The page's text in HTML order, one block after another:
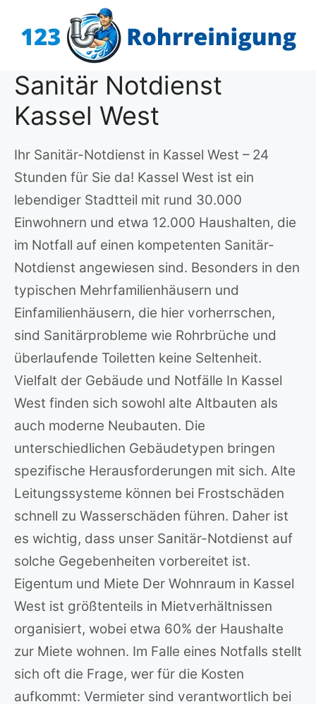
Inhalt
Sanitär Notdienst
Kassel West
Ihr Sanitär-Notdienst in Kassel West – 24
Stunden für Sie da! Kassel West ist ein
lebendiger Stadtteil mit rund 30.000
Einwohnern und etwa 12.000 Haushalten, die
im Notfall auf einen kompetenten Sanitär-
Notdienst angewiesen sind. Besonders in den
typischen Mehrfamilienhäusern und
Einfamilienhäusern, die hier vorherrschen,
sind Sanitärprobleme wie Rohrbrüche und
überlaufende Toiletten keine Seltenheit.
Vielfalt der Gebäude und Notfälle In Kassel
West finden sich sowohl alte Altbauten als
auch moderne Neubauten. Die
unterschiedlichen Gebäudetypen bringen
spezifische Herausforderungen mit sich. Alte
Leitungssysteme können bei Frostschäden
schnell zu Wasserschäden führen. Daher ist
es wichtig, dass unser Sanitär-Notdienst auf
solche Gegebenheiten vorbereitet ist.
Eigentum und Miete Der Wohnraum in Kassel
West ist größtenteils in Mietverhältnissen
organisiert, wobei etwa 60% der Haushalte
zur Miete wohnen. Im Falle eines Notfalls stellt
sich oft die Frage, wer für die Kosten
aufkommt: Vermieter sind verantwortlich bei